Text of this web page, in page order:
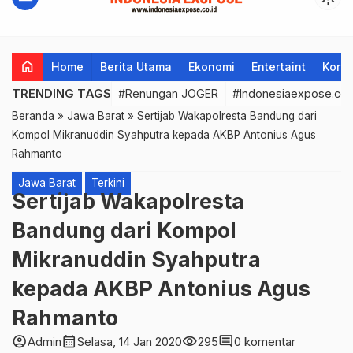
home Home Berita Utama Ekonomi Entertaint
TRENDING TAGS #Renungan JOGER
Beranda » Jawa Barat » Sertijab Wakapolresta Bandung dari
Kompol Mikranuddin Syahputra kepada AKBP Antonius Agus
Rahmanto
Jawa Barat Terkini
Sertijab Wakapolresta
Bandung dari Kompol
Mikranuddin Syahputra
kepada AKBP Antonius Agus
Rahmanto
account_circleAdmincalendar_monthSelasa, 14 Jan 2020visibility295comment0 komentar